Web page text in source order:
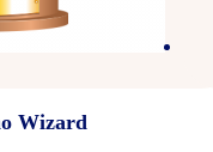
Wizard